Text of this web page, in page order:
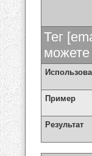
Тег
Пример
Результат